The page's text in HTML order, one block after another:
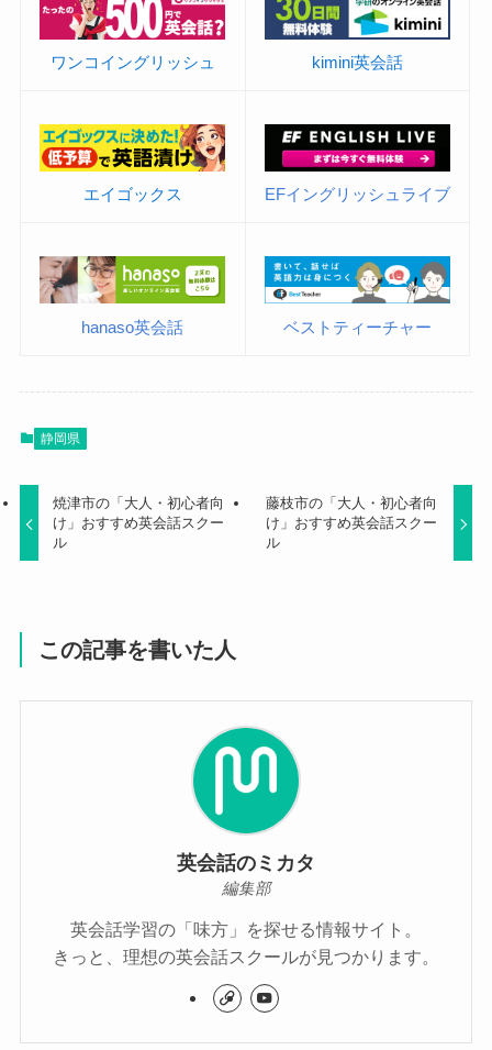
ワンコイングリッシュ kimini英会話
エイゴックス EFイングリッシュライブ
hanaso英会話 ベストティーチャー
静岡県
焼津市の「大人・初心者向
け」おすすめ英会話スクー
ル
藤枝市の「大人・初心者向
け」おすすめ英会話スクー
ル
この記事を書いた人
英会話のミカタ
編集部
英会話学習の「味方」を探せる情報サイト。
きっと、理想の英会話スクールが見つかります。